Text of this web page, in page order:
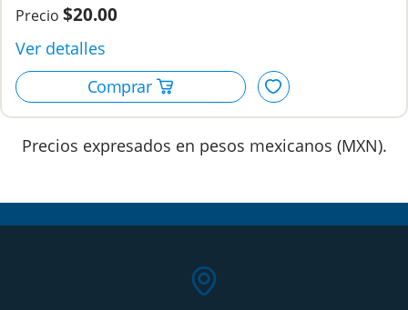
$20.00
Precios expresados en pesos mexicanos (MXN).